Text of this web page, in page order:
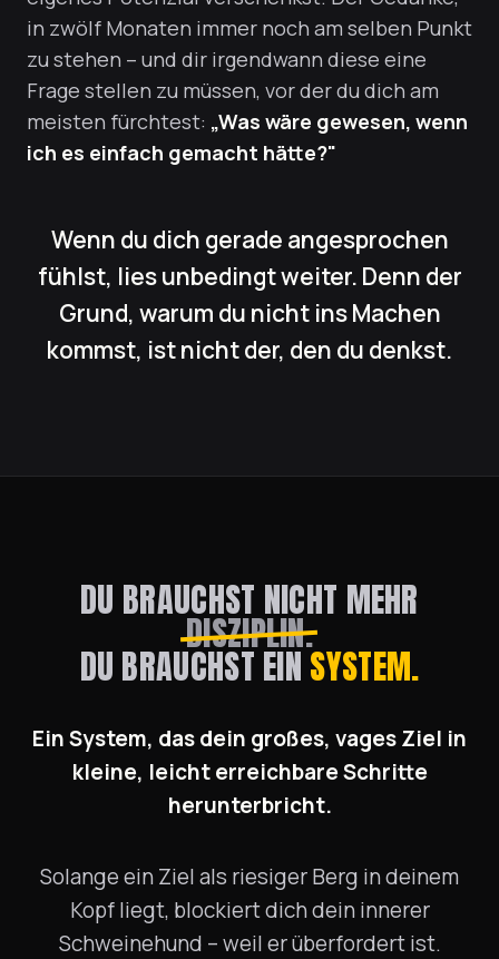
in zwölf Monaten immer noch am selben Punkt
zu stehen – und dir irgendwann diese eine
Frage stellen zu müssen, vor der du dich am
meisten fürchtest: „Was wäre gewesen, wenn
ich es einfach gemacht hätte?"
Wenn du dich gerade angesprochen
fühlst, lies unbedingt weiter. Denn der
Grund, warum du nicht ins Machen
kommst, ist nicht der, den du denkst.
DU BRAUCHST NICHT MEHR
DISZIPLIN.
DU BRAUCHST EIN SYSTEM.
Ein System, das dein großes, vages Ziel in
kleine, leicht erreichbare Schritte
herunterbricht.
Solange ein Ziel als riesiger Berg in deinem
Kopf liegt, blockiert dich dein innerer
Schweinehund – weil er überfordert ist.